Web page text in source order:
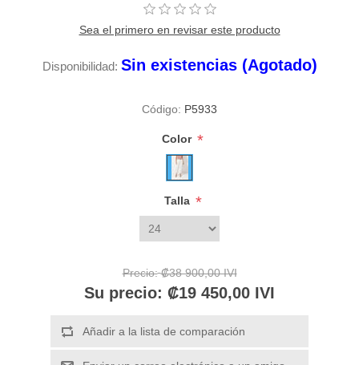
Sea el primero en revisar este producto
Disponibilidad: Sin existencias (Agotado)
Código: P5933
Color *
Talla *
Precio: ₡38 900,00 IVI
Su precio: ₡19 450,00 IVI